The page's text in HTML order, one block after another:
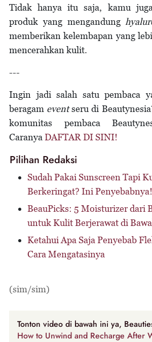
Tidak hanya itu saja, kamu
produk yang mengandung
memberikan kelembapan yang
mencerahkan kulit.
---
Ingin jadi salah satu pembaca
beragam eventseru di
komunitas pembaca
Caranya DAFTAR DI SINI!
Pilihan Redaksi
Sudah Pakai Sunscreen Tapi
Berkeringat? Ini Penyebabnya!
BeauPicks: 5 Moisturizer dari
untuk Kulit Berjerawat di
Ketahui Apa Saja Penyebab
Cara Mengatasinya
(sim/sim)
Tonton video di bawah ini ya,
How to Unwind and Recharge After